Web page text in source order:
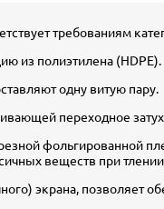
требованиям
из полиэтилена (HDPE).
одну витую пару.
переходное
фольгированной
веществ при
экрана, позволяет